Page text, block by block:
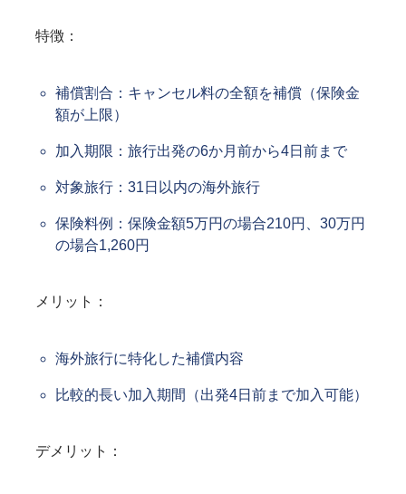
特徴：
補償割合：キャンセル料の全額を補償（保険金
額が上限）
加入期限：旅行出発の6か月前から4日前まで
対象旅行：31日以内の海外旅行
保険料例：保険金額5万円の場合210円、30万円
の場合1,260円
メリット：
海外旅行に特化した補償内容
比較的長い加入期間（出発4日前まで加入可能）
デメリット：